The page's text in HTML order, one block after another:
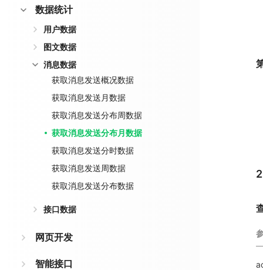
数据统计
用户数据
图文数据
消息数据
获取消息发送概况数据
获取消息发送月数据
获取消息发送分布周数据
获取消息发送分布月数据
获取消息发送分时数据
获取消息发送周数据
获取消息发送分布数据
接口数据
网页开发
智能接口